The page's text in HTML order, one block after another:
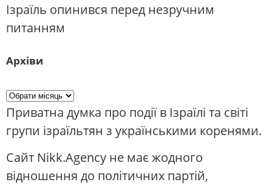
Ізраїль опинився перед незручним
питанням
Архіви
Приватна думка про події в Ізраїлі та світі
групи ізраїльтян з українськими коренями.
Сайт Nikk.Agency не має жодного
відношення до політичних партій,